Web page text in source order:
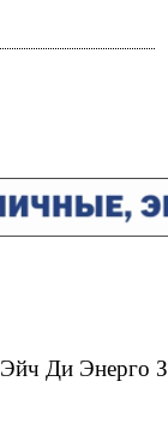
Эйч Ди Энерго